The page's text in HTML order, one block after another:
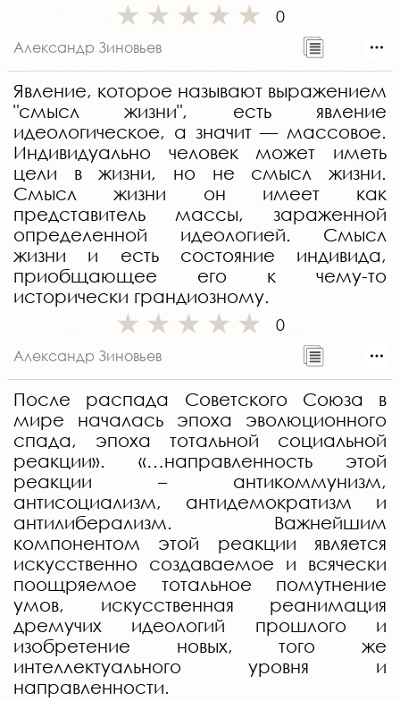
0
Александр Зиновьев
Явление, которое называют выражением
"смысл жизни", есть явление
идеологическое, а значит — массовое.
Индивидуально человек может иметь
цели в жизни, но не смысл жизни.
Смысл жизни он имеет как
представитель массы, зараженной
определенной идеологией. Смысл
жизни и есть состояние индивида,
приобщающее его к чему-то
исторически грандиозному.
0
Александр Зиновьев
После распада Советского Союза в
мире началась эпоха эволюционного
спада, эпоха тотальной социальной
реакции». «…направленность этой
реакции – антикоммунизм,
антисоциализм, антидемократизм и
антилиберализм. Важнейшим
компонентом этой реакции является
искусственно создаваемое и всячески
поощряемое тотальное помутнение
умов, искусственная реанимация
дремучих идеологий прошлого и
изобретение новых, того же
интеллектуального уровня и
направленности.